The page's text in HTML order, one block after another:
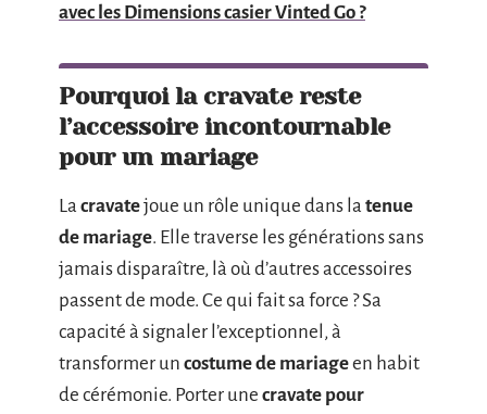
avec les Dimensions casier Vinted Go ?
Pourquoi la cravate reste
l’accessoire incontournable
pour un mariage
La cravatejoue un rôle unique dans la tenue
de mariage. Elle traverse les générations sans
jamais disparaître, là où d’autres accessoires
passent de mode. Ce qui fait sa force ? Sa
capacité à signaler l’exceptionnel, à
transformer un costume de mariageen habit
de cérémonie. Porter une cravate pour